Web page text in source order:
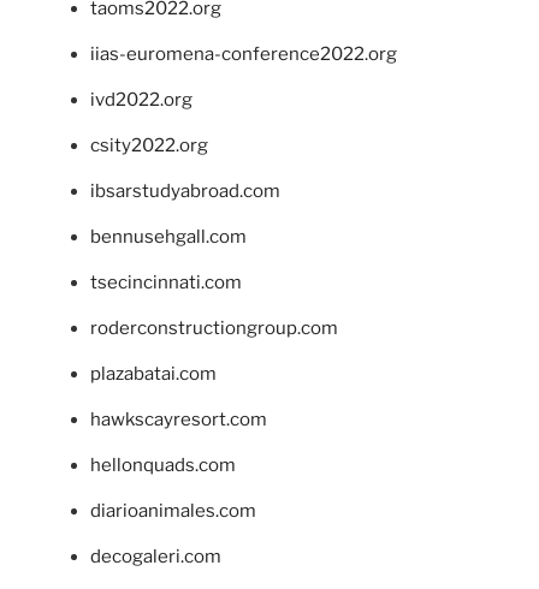
taoms2022.org
iias-euromena-conference2022.org
ivd2022.org
csity2022.org
ibsarstudyabroad.com
bennusehgall.com
tsecincinnati.com
roderconstructiongroup.com
plazabatai.com
hawkscayresort.com
hellonquads.com
diarioanimales.com
decogaleri.com